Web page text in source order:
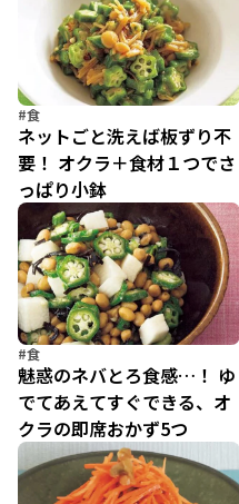
#食
ネットごと洗えば板ずり不
要！ オクラ＋食材１つでさ
っぱり小鉢
#食
魅惑のネバとろ食感…！ ゆ
でてあえてすぐできる、オ
クラの即席おかず5つ